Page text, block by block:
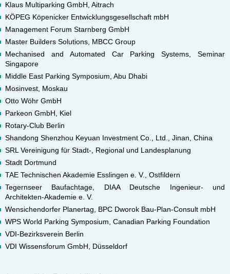
Klaus Multiparking GmbH, Aitrach
KÖPEG Köpenicker Entwicklungsgesellschaft mbH
Management Forum Starnberg GmbH
Master Builders Solutions, MBCC Group
Mechanised and Automated Car Parking Systems, Seminar
Singapore
Middle East Parking Symposium, Abu Dhabi
Mosinvest, Moskau
Otto Wöhr GmbH
Parkeon GmbH, Kiel
Rotary-Club Berlin
Shandong Shenzhou Keyuan Investment Co., Ltd., Jinan, China
SRL Vereinigung für Stadt-, Regional und Landesplanung
Stadt Dortmund
TAE Technischen Akademie Esslingen e. V., Ostfildern
Tegernseer Baufachtage, DIAA Deutsche Ingenieur- und
Architekten-Akademie e. V.
Wensichendorfer Planertag, BPC Dworok Bau-Plan-Consult mbH
WPS World Parking Symposium, Canadian Parking Foundation
VDI-Bezirksverein Berlin
VDI Wissensforum GmbH, Düsseldorf